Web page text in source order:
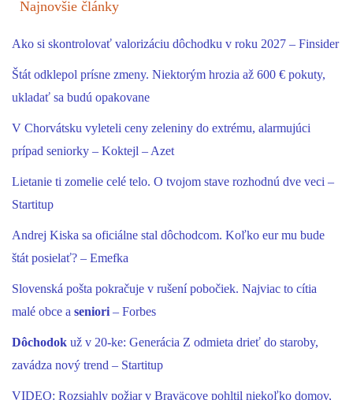
Najnovšie články
Ako si skontrolovať valorizáciu dôchodku v roku 2027 – Finsider
Štát odklepol prísne zmeny. Niektorým hrozia až 600 € pokuty,
ukladať sa budú opakovane
V Chorvátsku vyleteli ceny zeleniny do extrému, alarmujúci
prípad seniorky – Koktejl – Azet
Lietanie ti zomelie celé telo. O tvojom stave rozhodnú dve veci –
Startitup
Andrej Kiska sa oficiálne stal dôchodcom. Koľko eur mu bude
štát posielať? – Emefka
Slovenská pošta pokračuje v rušení pobočiek. Najviac to cítia
malé obce a seniori– Forbes
Dôchodok už v 20-ke: Generácia Z odmieta drieť do staroby,
zavádza nový trend – Startitup
VIDEO: Rozsiahly požiar v Braväcove pohltil niekoľko domov,